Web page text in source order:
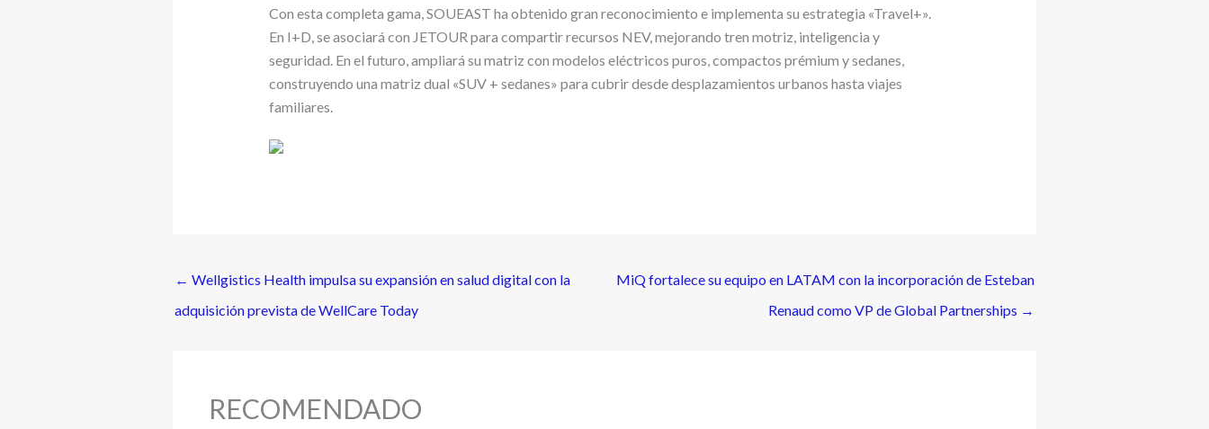
Con esta completa gama, SOUEAST ha obtenido gran reconocimiento e implementa su estrategia «Travel+».
En I+D, se asociará con JETOUR para compartir recursos NEV, mejorando tren motriz, inteligencia y
seguridad. En el futuro, ampliará su matriz con modelos eléctricos puros, compactos prémium y sedanes,
construyendo una matriz dual «SUV + sedanes» para cubrir desde desplazamientos urbanos hasta viajes
familiares.
← Wellgistics Health impulsa su expansión en salud digital con la
adquisición prevista de WellCare Today
MiQ fortalece su equipo en LATAM con la incorporación de Esteban
Renaud como VP de Global Partnerships →
RECOMENDADO